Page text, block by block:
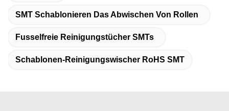
SMT Schablonieren Das Abwischen Von Rollen
Fusselfreie Reinigungstücher SMTs
Schablonen-Reinigungswischer RoHS SMT